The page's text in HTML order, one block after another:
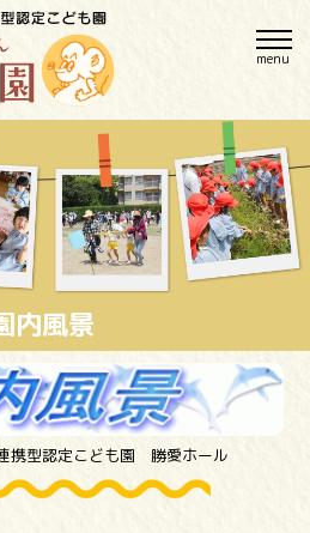
内風景
携型認定こども園 勝愛ホール
menu